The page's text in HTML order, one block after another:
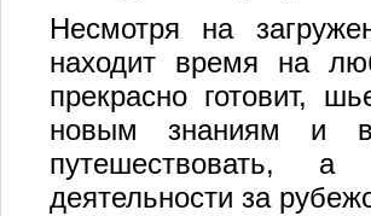
Несмотря на
находит время на
прекрасно готовит,
новым знаниям и
путешествовать, а
деятельности за